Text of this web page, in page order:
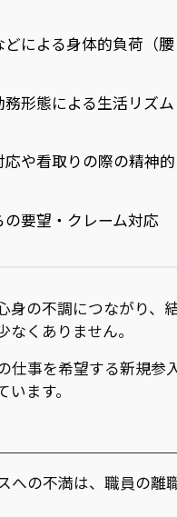
による身体的負荷（腰
形態による生活リズム
や看取りの際の精神的
要望・クレーム対応
身の不調につながり、
くありません。
仕事を希望する新規参
ます。
への不満は、職員の離